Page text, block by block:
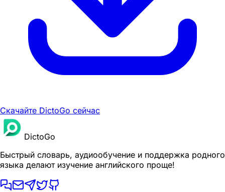
Скачайте DictoGo сейчас
DictoGo
Быстрый словарь, аудиообучение и поддержка родного
языка делают изучение английского проще!